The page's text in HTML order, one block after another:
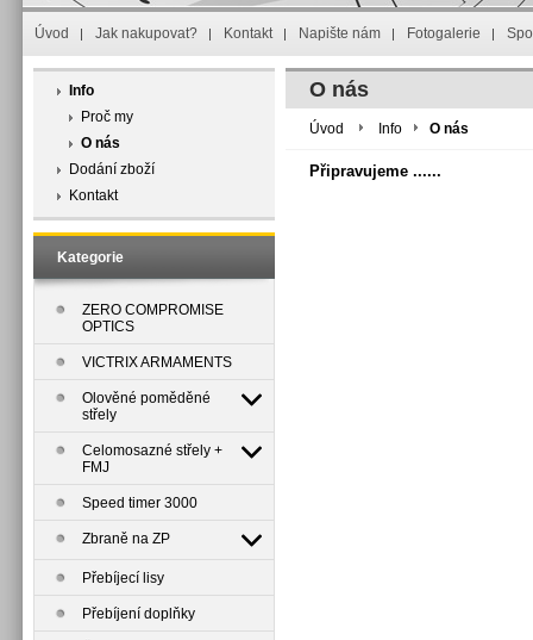
Úvod Jak nakupovat? Kontakt Napište nám Fotogalerie
Info
Proč my
O nás
Dodání zboží
Kontakt
Kategorie
ZERO COMPROMISE
OPTICS
VICTRIX ARMAMENTS
Olověné poměděné
střely
Celomosazné střely +
FMJ
Speed timer 3000
Zbraně na ZP
Přebíjecí lisy
Přebíjení doplňky
O nás
Úvod Info O nás
Připravujeme ......